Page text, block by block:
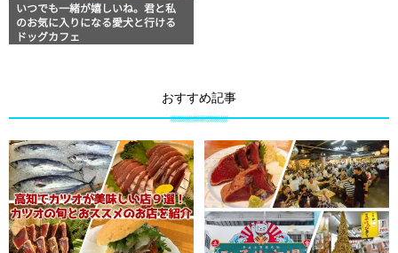
いつでも一緒が嬉しいね。君と私
のお気に入りになる愛犬と行ける
ドッグカフェ
おすすめ記事